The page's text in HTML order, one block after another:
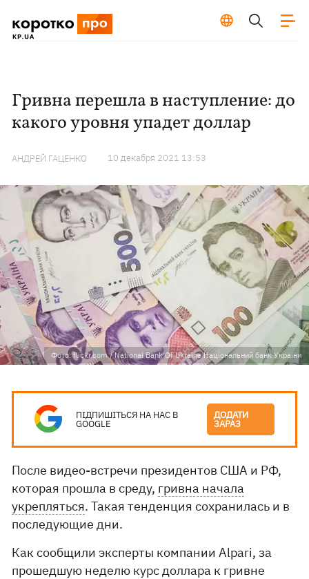
Гривна перешла в наступление: до
какого уровня упадет доллар
АНДРЕЙ ГАЦЕНКО 10 декабря 2021 13:53
Фото: flickr.com / National Bank Of Ukraine Національний банк України
ПІДПИШІТЬСЯ НА НАС В
GOOGLE
ДОДАТИ
ЗАРАЗ
После видео-встречи президентов США и РФ,
которая прошла в среду, гривна начала
укрепляться. Такая тенденция сохранилась и в
последующие дни.
Как сообщили эксперты компании Alpari, за
прошедшую неделю курс доллара к гривне